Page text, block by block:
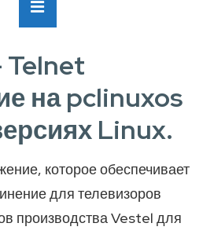
Telnet
на pclinuxos
Linux.
которое обеспечивает
для телевизоров
производства Vestel для